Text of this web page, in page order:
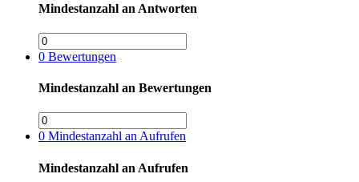
Mindestanzahl an Antworten
0 Bewertungen
Mindestanzahl an Bewertungen
0 Mindestanzahl an Aufrufen
Mindestanzahl an Aufrufen